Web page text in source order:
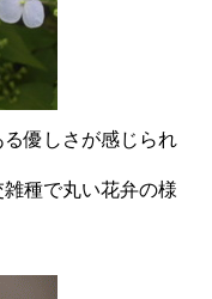
優しさが感じられ
種で丸い花弁の様